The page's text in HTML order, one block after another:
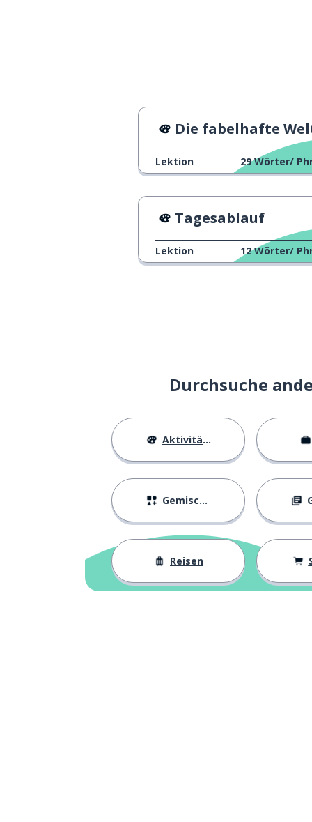
Die fabelhafte Welt der
Lektion 29 Wörter/
Tagesablauf
Lektion 12 Wörter/
Durchsuche
Aktivitäten
Gemischtes
Reisen